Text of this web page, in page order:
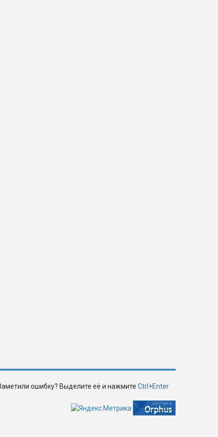
ошибку? Выделите её и нажмите Ctrl+Enter